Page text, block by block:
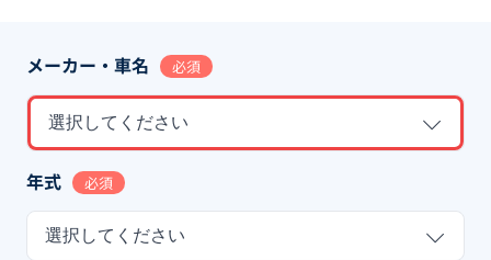
メーカー・車名 必須
選択してください
年式 必須
選択してください